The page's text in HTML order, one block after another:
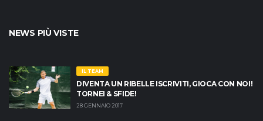
NEWS PIÙ VISTE
IL TEAM
DIVENTA UN RIBELLE ISCRIVITI, GIOCA CON NOI!
TORNEI & SFIDE!
28 GENNAIO 2017